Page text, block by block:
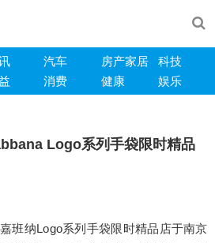
汽车 房产家居
科技
消费 健康 娱乐
Logo系列手袋限时精品
班纳Logo系列手袋限时精品店于南京